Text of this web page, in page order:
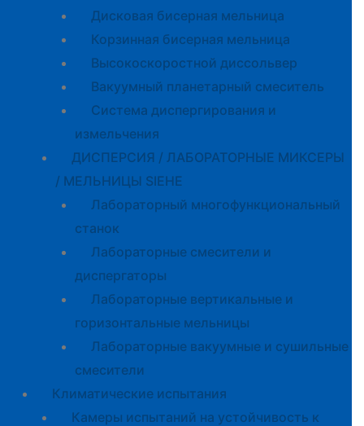
Дисковая бисерная мельница
Корзинная бисерная мельница
Высокоскоростной диссольвер
Вакуумный планетарный смеситель
Система диспергирования и
измельчения
ДИСПЕРСИЯ / ЛАБОРАТОРНЫЕ МИКСЕРЫ
/ МЕЛЬНИЦЫ SIEHE
Лабораторный многофункциональный
станок
Лабораторные смесители и
диспергаторы
Лабораторные вертикальные и
горизонтальные мельницы
Лабораторные вакуумные и сушильные
смесители
Климатические испытания
Камеры испытаний на устойчивость к